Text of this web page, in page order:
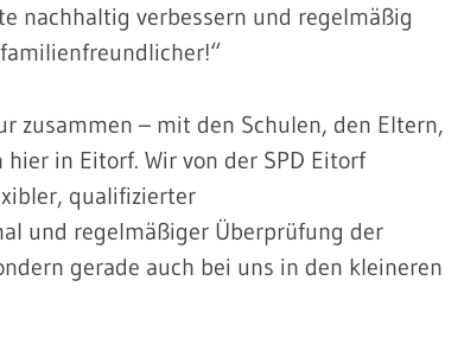
nachhaltig verbessern und regelmäßig
zusammen – mit den Schulen, den Eltern,
in Eitorf. Wir von der SPD Eitorf
qualifizierter
und regelmäßiger Überprüfung der
gerade auch bei uns in den kleineren